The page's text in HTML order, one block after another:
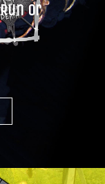
Or